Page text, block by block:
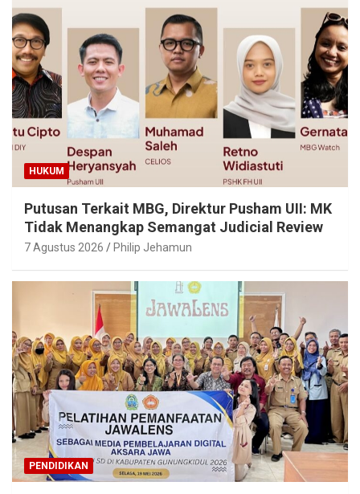
HUKUM
Putusan Terkait MBG, Direktur Pusham UII: MK
Tidak Menangkap Semangat Judicial Review
7 Agustus 2026 Philip Jehamun
PENDIDIKAN